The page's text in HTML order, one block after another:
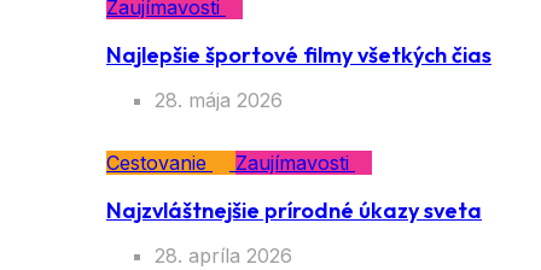
Zaujímavosti
Najlepšie športové filmy všetkých čias
28. mája 2026
Cestovanie Zaujímavosti
Najzvláštnejšie prírodné úkazy sveta
28. apríla 2026